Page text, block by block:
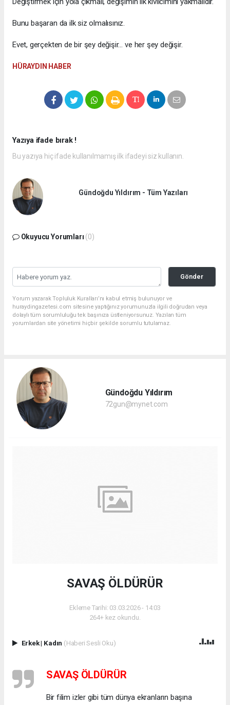
Bunu başaran da ilk siz olmalısınız.
Evet, gerçekten de bir şey değişir… ve her şey değişir.
HÜRAYDIN HABER
Yazıya ifade bırak !
Bu yazıya hiç ifade kullanılmamış ilk ifadeyi siz kullanın.
Gündoğdu Yıldırım - Tüm Yazıları
Okuyucu Yorumları (0)
Gönder
Yorum yazarak Topluluk Kuralları’nı kabul etmiş bulunuyor ve
huraydingazetesi.com sitesine yaptığınız yorumunuzla ilgili doğrudan veya
dolaylı tüm sorumluluğu tek başınıza üstleniyorsunuz. Yazılan tüm
yorumlardan site yönetimi hiçbir şekilde sorumlu tutulamaz.
Gündoğdu Yıldırım
72gun@mynet.com
SAVAŞ ÖLDÜRÜR
Ekleme Tarihi: 03.03.2026 - 14:03
264+ kez okundu.
Erkek| Kadın (Haberi Sesli Oku)
SAVAŞ ÖLDÜRÜR
Bir filim izler gibi tüm dünya ekranların başına